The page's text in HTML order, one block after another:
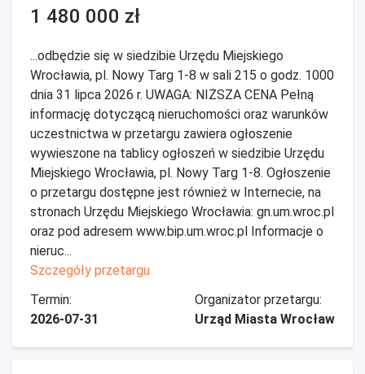
1 480 000 zł
...odbędzie się w siedzibie Urzędu Miejskiego
Wrocławia, pl. Nowy Targ 1-8 w sali 215 o godz. 1000
dnia 31 lipca 2026 r. UWAGA: NIŻSZA CENA Pełną
informację dotyczącą nieruchomości oraz warunków
uczestnictwa w przetargu zawiera ogłoszenie
wywieszone na tablicy ogłoszeń w siedzibie Urzędu
Miejskiego Wrocławia, pl. Nowy Targ 1-8. Ogłoszenie
o przetargu dostępne jest również w Internecie, na
stronach Urzędu Miejskiego Wrocławia: gn.um.wroc.pl
oraz pod adresem www.bip.um.wroc.pl Informacje o
nieruc...
Szczegóły przetargu
Termin:
2026-07-31
Organizator przetargu:
Urząd Miasta Wrocław